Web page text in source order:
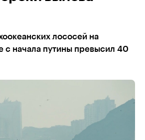
лососей на
с начала путины превысил 40